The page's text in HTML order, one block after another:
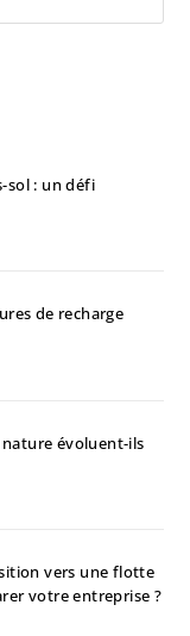
sol : un défi
de recharge
évoluent-ils
vers une flotte
votre entreprise ?